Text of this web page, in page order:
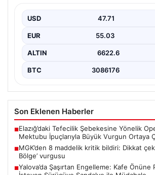
USD 47.71
EUR 55.03
ALTIN 6622.6
BTC 3086176
Son Eklenen Haberler
■Elazığ’daki Tefecilik Şebekesine Yönelik
Mektubu İpuçlarıyla Büyük Vurgun Ortaya
■MGK’den 8 maddelik kritik bildiri: Dikkat
Bölge’ vurgusu
■Yalova’da Şaşırtan Engelleme: Kafe Önüne